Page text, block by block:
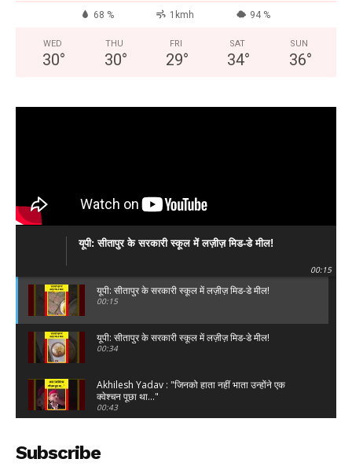
68 % 1kmh 94 %
WED
30°
THU
30°
FRI
29°
SAT
34°
SUN
36°
यूपी: सीतापुर के सरकारी स्कूल में लज़ीज़ मिड-डे मील!
00:15
यूपी: सीतापुर के सरकारी स्कूल में लज़ीज़ मिड-डे मील!
00:15
यूपी: सीतापुर के सरकारी स्कूल में लज़ीज़ मिड-डे मील!
00:34
Akhilesh Yadav : "जिनको हाता नहीं भाता उन्होंने एक
क्वेश्चन पूछा था..."
00:43
02:39
Subscribe